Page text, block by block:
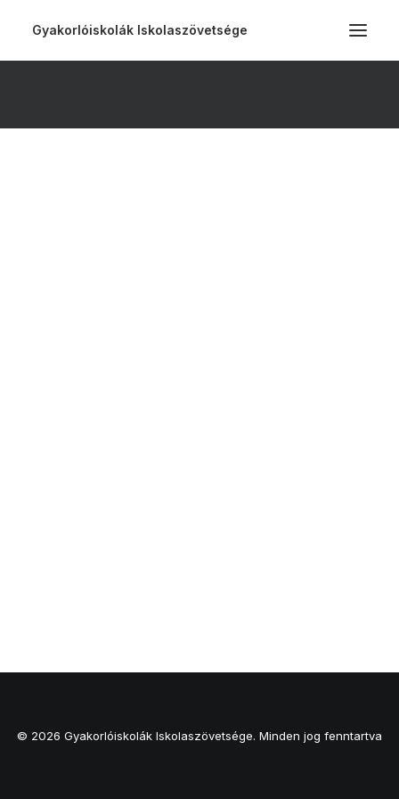
Gyakorlóiskolák Iskolaszövetsége
© 2026 Gyakorlóiskolák Iskolaszövetsége. Minden jog fenntartva